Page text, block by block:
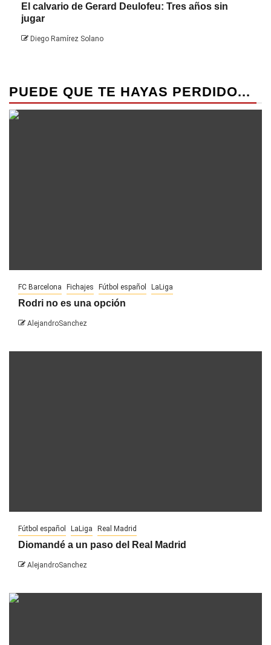
El calvario de Gerard Deulofeu: Tres años sin
jugar
Diego Ramírez Solano
PUEDE QUE TE HAYAS PERDIDO...
FC Barcelona Fichajes Fútbol español LaLiga
Rodri no es una opción
AlejandroSanchez
Fútbol español LaLiga Real Madrid
Diomandé a un paso del Real Madrid
AlejandroSanchez